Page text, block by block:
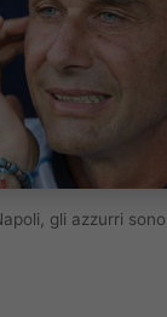
gli azzurri